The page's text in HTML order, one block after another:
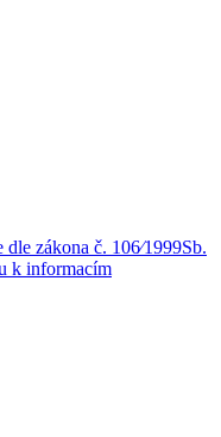
zákona č. 106⁄1999Sb.
k informacím